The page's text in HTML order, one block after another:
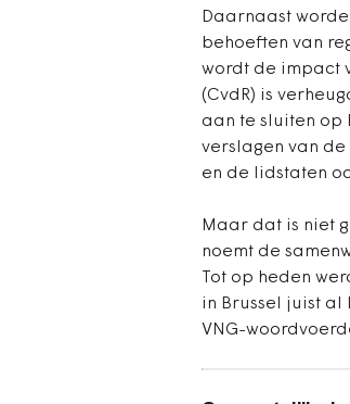
Daarnaast
behoeften van
wordt de impact
(CvdR) is
aan te sluiten op
verslagen van de
en de lidstaten
Maar dat is niet
noemt de
Tot op heden
in Brussel juist
VNG-